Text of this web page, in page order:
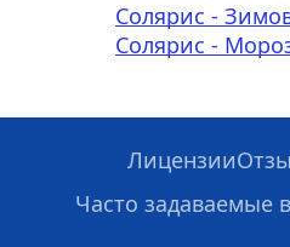
Солярис -
Солярис -
Лицензии
Часто задаваемые